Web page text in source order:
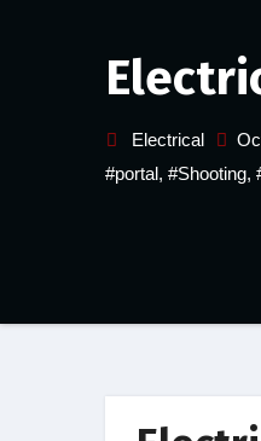
Electrical
#portal, #Shooting,